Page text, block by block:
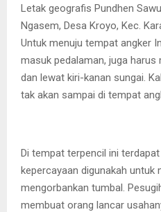
Letak geografis Pundhen
Ngasem, Desa Kroyo, Kec.
Untuk menuju tempat angker
masuk pedalaman, juga harus
dan lewat kiri-kanan sungai.
tak akan sampai di tempat
Di tempat terpencil ini
kepercayaan digunakah untuk
mengorbankan tumbal.
membuat orang lancar